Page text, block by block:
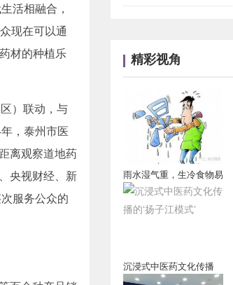
活相融合，
现在可以通
材的种植乐
）联动，与
，泰州市医
离观察道地药
央视财经、新
服务公众的
精彩视角
雨水湿气重，生冷食物易
伤脾阳。
沉浸式中医药文化传播
的‘扬子江模式’